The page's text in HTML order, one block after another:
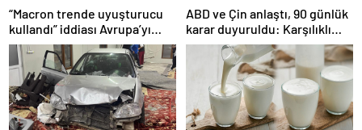
“Macron trende uyuşturucu
kullandı” iddiası Avrupa’yı
karıştırmıştı: Fransa’dan
“peçeteli” yalanlama geldi!
ABD ve Çin anlaştı, 90 günlük
karar duyuruldu: Karşılıklı
tarife indirimi geldi!